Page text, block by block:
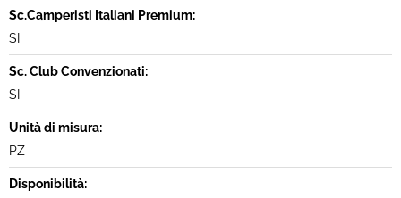
Sc.Camperisti Italiani Premium:
SI
Sc. Club Convenzionati:
SI
Unità di misura:
PZ
Disponibilità: